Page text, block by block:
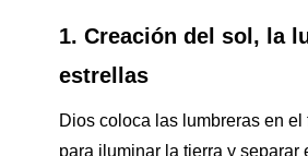
1. Creación del sol, la
estrellas
Dios coloca las lumbreras en el
para iluminar la tierra y separar